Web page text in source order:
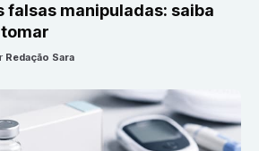
falsas manipuladas: saiba
Redação Sara